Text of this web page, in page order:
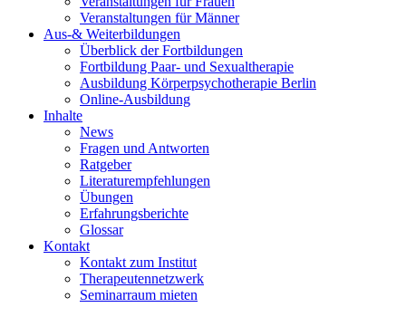
Veranstaltungen für Männer
Aus-& Weiterbildungen
Überblick der Fortbildungen
Fortbildung Paar- und Sexualtherapie
Ausbildung Körperpsychotherapie Berlin
Online-Ausbildung
Inhalte
News
Fragen und Antworten
Ratgeber
Literaturempfehlungen
Übungen
Erfahrungsberichte
Glossar
Kontakt
Kontakt zum Institut
Therapeutennetzwerk
Seminarraum mieten